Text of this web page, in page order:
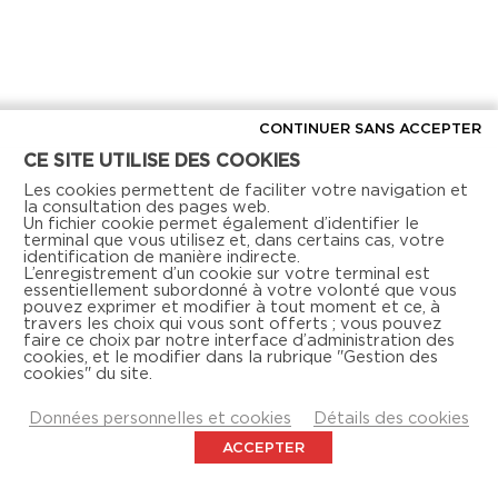
Vous êtes partenaire
Services aux territoires
Services aux habitants
Innovation
Qui sommes-nous
Notre projet d’entreprise
CE SITE UTILISE DES COOKIES
Les cookies permettent de faciliter votre navigation et
la consultation des pages web.
Un fichier cookie permet également d’identifier le
terminal que vous utilisez et, dans certains cas, votre
identification de manière indirecte.
L’enregistrement d’un cookie sur votre terminal est
essentiellement subordonné à votre volonté que vous
pouvez exprimer et modifier à tout moment et ce, à
travers les choix qui vous sont offerts ; vous pouvez
faire ce choix par notre interface d’administration des
cookies, et le modifier dans la rubrique "Gestion des
cookies" du site.
Données personnelles et cookies Détails des cookies
ACCEPTER
CONTINUER SANS ACCEPTER